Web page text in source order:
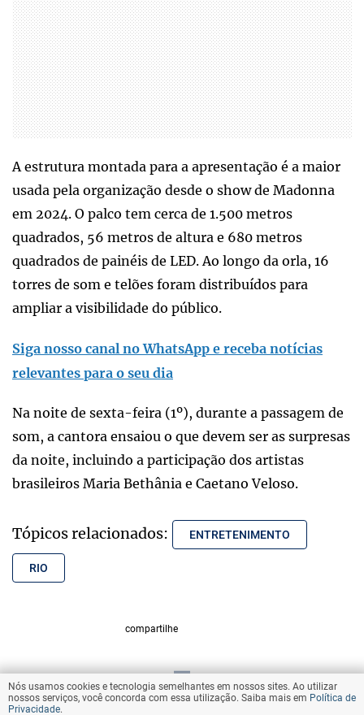
A estrutura montada para a apresentação é a maior
usada pela organização desde o show de Madonna
em 2024. O palco tem cerca de 1.500 metros
quadrados, 56 metros de altura e 680 metros
quadrados de painéis de LED. Ao longo da orla, 16
torres de som e telões foram distribuídos para
ampliar a visibilidade do público.
Siga nosso canal no WhatsApp e receba notícias
relevantes para o seu dia
Na noite de sexta-feira (1º), durante a passagem de
som, a cantora ensaiou o que devem ser as surpresas
da noite, incluindo a participação dos artistas
brasileiros Maria Bethânia e Caetano Veloso.
Tópicos relacionados: ENTRETENIMENTO
RIO
compartilhe
VOLTAR AO TOPO
Nós usamos cookies e tecnologia semelhantes em nossos sites. Ao utilizar
nossos serviços, você concorda com essa utilização. Saiba mais em Política de
Privacidade.